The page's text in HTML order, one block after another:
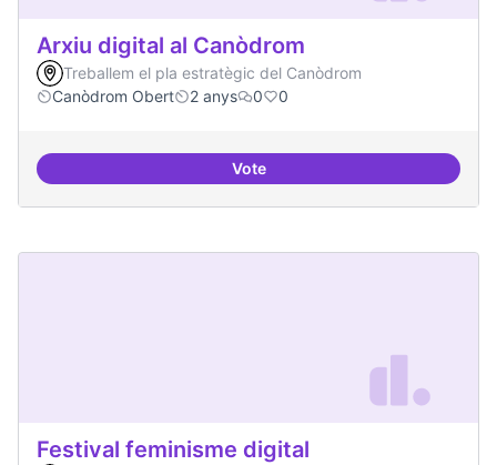
Arxiu digital al Canòdrom
Treballem el pla estratègic del Canòdrom
Canòdrom Obert
2 anys 0 0
VoteArxiu digital al Canòdrom
Festival feminisme digital